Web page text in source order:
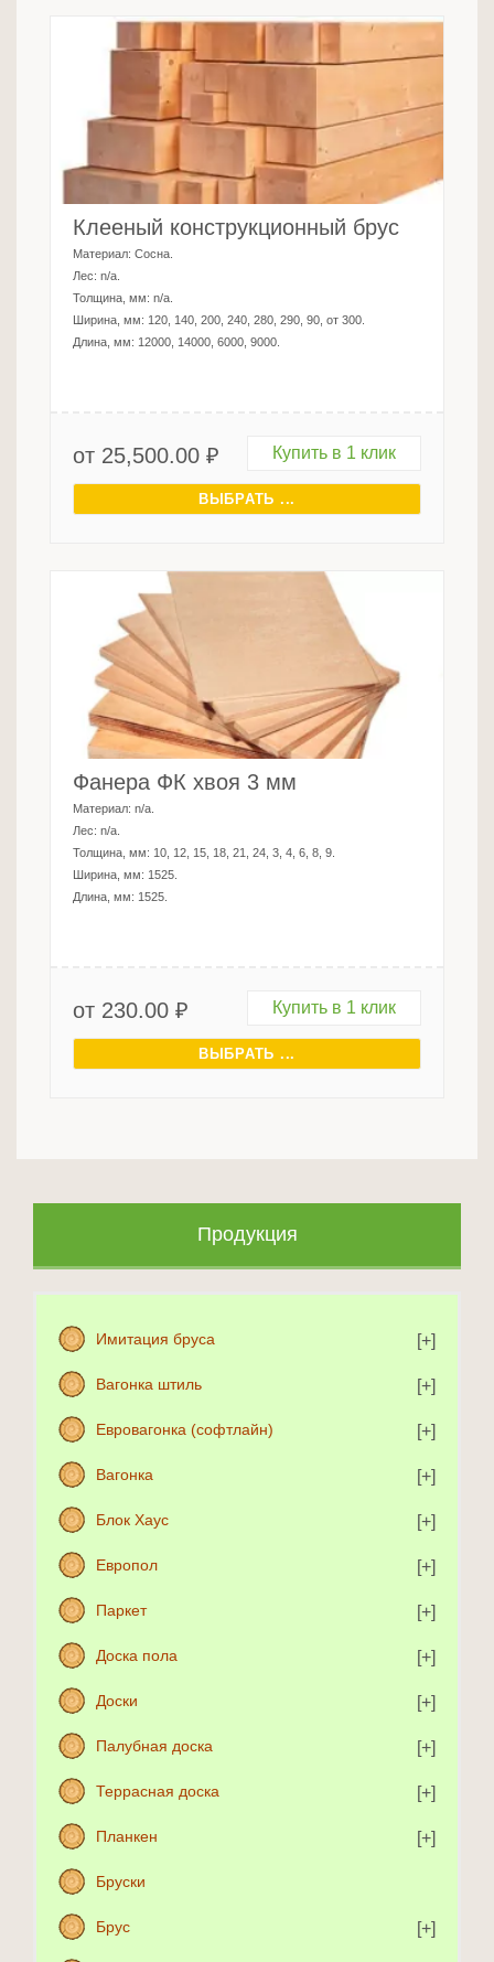
Продукция
Имитация бруса
Вагонка штиль
Евровагонка (софтлайн)
Вагонка
Блок Хаус
Европол
Паркет
Доска пола
Доски
Палубная доска
Террасная доска
Планкен
Бруски
Брус
Клееный конструкционный брус
Материал: Сосна.
Лес: n/a.
Толщина, мм: n/a.
Ширина, мм: 120, 140, 200, 240, 280, 290, 90, от 300.
Длина, мм: 12000, 14000, 6000, 9000.
от 25,500.00 ₽ Купить в 1 клик
ВЫБРАТЬ ...
Фанера ФК хвоя 3 мм
Материал: n/a.
Лес: n/a.
Толщина, мм: 10, 12, 15, 18, 21, 24, 3, 4, 6, 8, 9.
Ширина, мм: 1525.
Длина, мм: 1525.
от 230.00 ₽ Купить в 1 клик
ВЫБРАТЬ ...